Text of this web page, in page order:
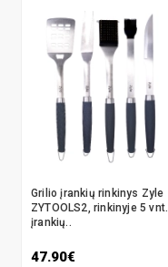
Grilio įrankių rinkinys Zyle
ZYTOOLS2, rinkinyje 5 vnt.
įrankių..
47.90€